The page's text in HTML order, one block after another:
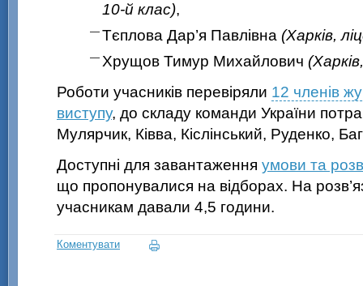
10-й клас),
Тєплова Дар’я Павлівна (Харків,
Хрущов Тимур Михайлович
Роботи учасників перевіряли 12 членів
виступу, до складу команди України
Мулярчик, Ківва, Кіслінський, Руденко,
Доступні для завантаження умови та
що пропонувалися на відборах. На
учасникам давали 4,5 години.
Коментувати